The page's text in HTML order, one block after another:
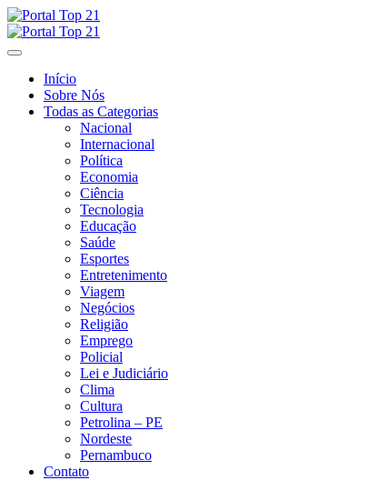
Skip
to
content
Início
Sobre Nós
Todas as Categorias
Nacional
Internacional
Política
Economia
Ciência
Tecnologia
Educação
Saúde
Esportes
Entretenimento
Viagem
Negócios
Religião
Emprego
Policial
Lei e Judiciário
Clima
Cultura
Petrolina – PE
Nordeste
Pernambuco
Contato